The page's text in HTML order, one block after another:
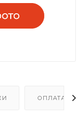
ОПЛАТА И